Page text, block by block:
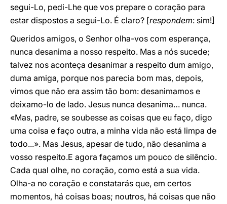
segui-Lo, pedi-Lhe que vos prepare o coração para
estar dispostos a segui-Lo. É claro? [respondem: sim!]
Queridos amigos, o Senhor olha-vos com esperança,
nunca desanima a nosso respeito. Mas a nós sucede;
talvez nos aconteça desanimar a respeito dum amigo,
duma amiga, porque nos parecia bom mas, depois,
vimos que não era assim tão bom: desanimamos e
deixamo-lo de lado. Jesus nunca desanima… nunca.
«Mas, padre, se soubesse as coisas que eu faço, digo
uma coisa e faço outra, a minha vida não está limpa de
todo...». Mas Jesus, apesar de tudo, não desanima a
vosso respeito.E agora façamos um pouco de silêncio.
Cada qual olhe, no coração, como está a sua vida.
Olha-a no coração e constatarás que, em certos
momentos, há coisas boas; noutros, há coisas que não